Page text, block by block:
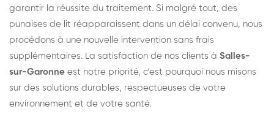
garantir la réussite du traitement. Si malgré tout, des
punaises de lit réapparaissent dans un délai convenu, nous
procédons à une nouvelle intervention sans frais
supplémentaires. La satisfaction de nos clients à Salles-
sur-Garonne est notre priorité, c’est pourquoi nous misons
sur des solutions durables, respectueuses de votre
environnement et de votre santé.